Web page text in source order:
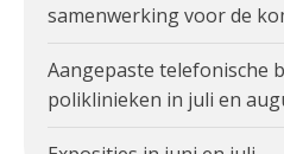
samenwerking voor de
Aangepaste telefonische
poliklinieken in juli en